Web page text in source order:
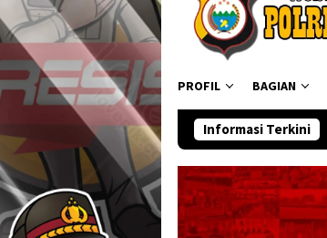
PROFIL BAGIAN
Informasi Terkini